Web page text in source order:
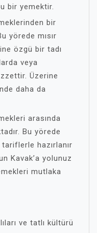
bir yemektir.
bir
yörede mısır
özgü bir tadı
veya
Üzerine
daha da
arasında
Bu yörede
hazırlanır
Kavak’a yolunuz
mutlaka
ve tatlı kültürü